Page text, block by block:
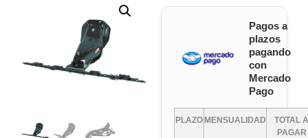
Pagos a
plazos
pagando
con
Mercado
Pago
PLAZO MENSUALIDAD
TOTAL A
PAGAR